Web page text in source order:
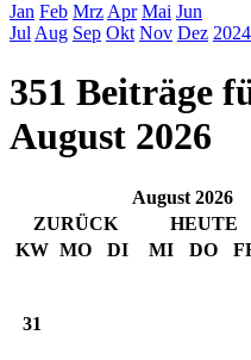
Jan Feb Mrz Apr Mai Jun
Jul Aug Sep Okt Nov Dez 2024
351 Beiträge
August 2026
August 2026
ZURÜCK
HEUTE
KW MO DI MI DO
31